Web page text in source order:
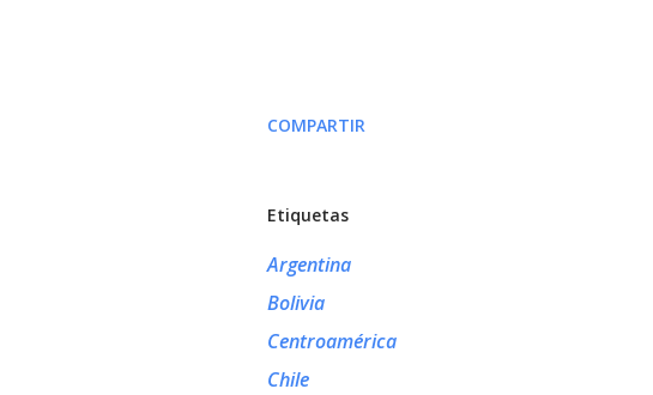
COMPARTIR
Etiquetas
Argentina
Bolivia
Centroamérica
Chile